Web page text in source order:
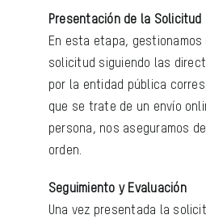
Presentación de la Solicitud
En esta etapa, gestionamos
solicitud siguiendo las
por la entidad pública
que se trate de un envío
persona, nos aseguramos
orden.
Seguimiento y Evaluación
Una vez presentada la